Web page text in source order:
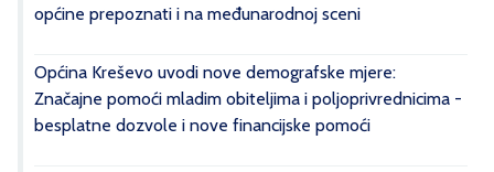
općine prepoznati i na međunarodnoj sceni
Općina Kreševo uvodi nove demografske mjere:
Značajne pomoći mladim obiteljima i poljoprivrednicima -
besplatne dozvole i nove financijske pomoći